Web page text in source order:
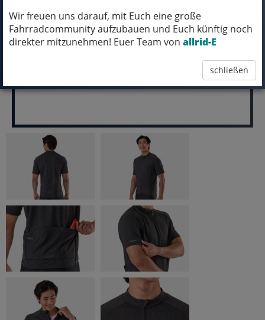
Wir freuen uns darauf, mit Euch eine große
Fahrradcommunity aufzubauen und Euch künftig noch
direkter mitzunehmen! Euer Team von allrid-E
schließen
pro Stück (inkl. MwSt.)
29,99 EUR